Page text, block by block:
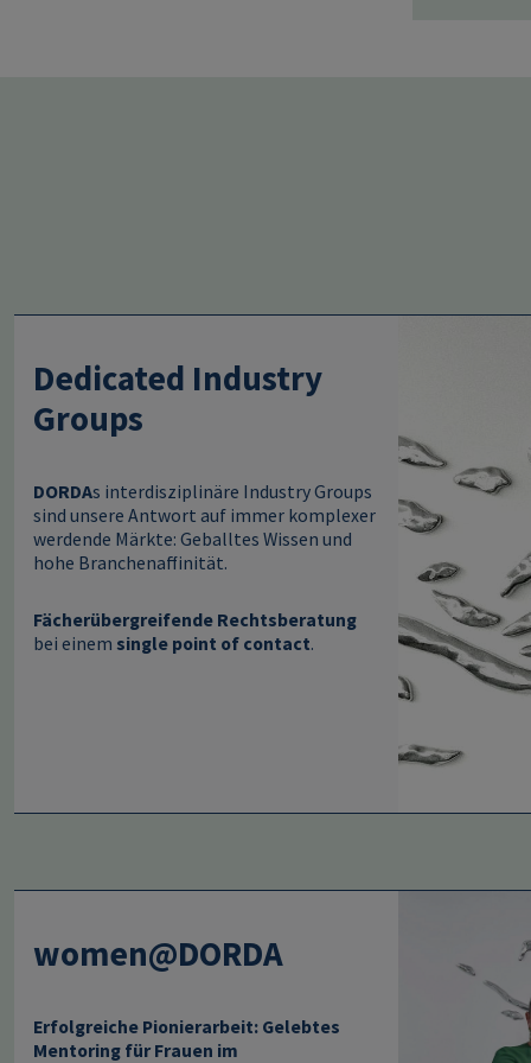
Dedicated Industry
Groups
DORDAs interdisziplinäre Industry Groups
sind unsere Antwort auf immer komplexer
werdende Märkte: Geballtes Wissen und
hohe Branchenaffinität.
Fächerübergreifende Rechtsberatung
bei einem single point of contact.
women@DORDA
Erfolgreiche Pionierarbeit: Gelebtes
Mentoring für Frauen im